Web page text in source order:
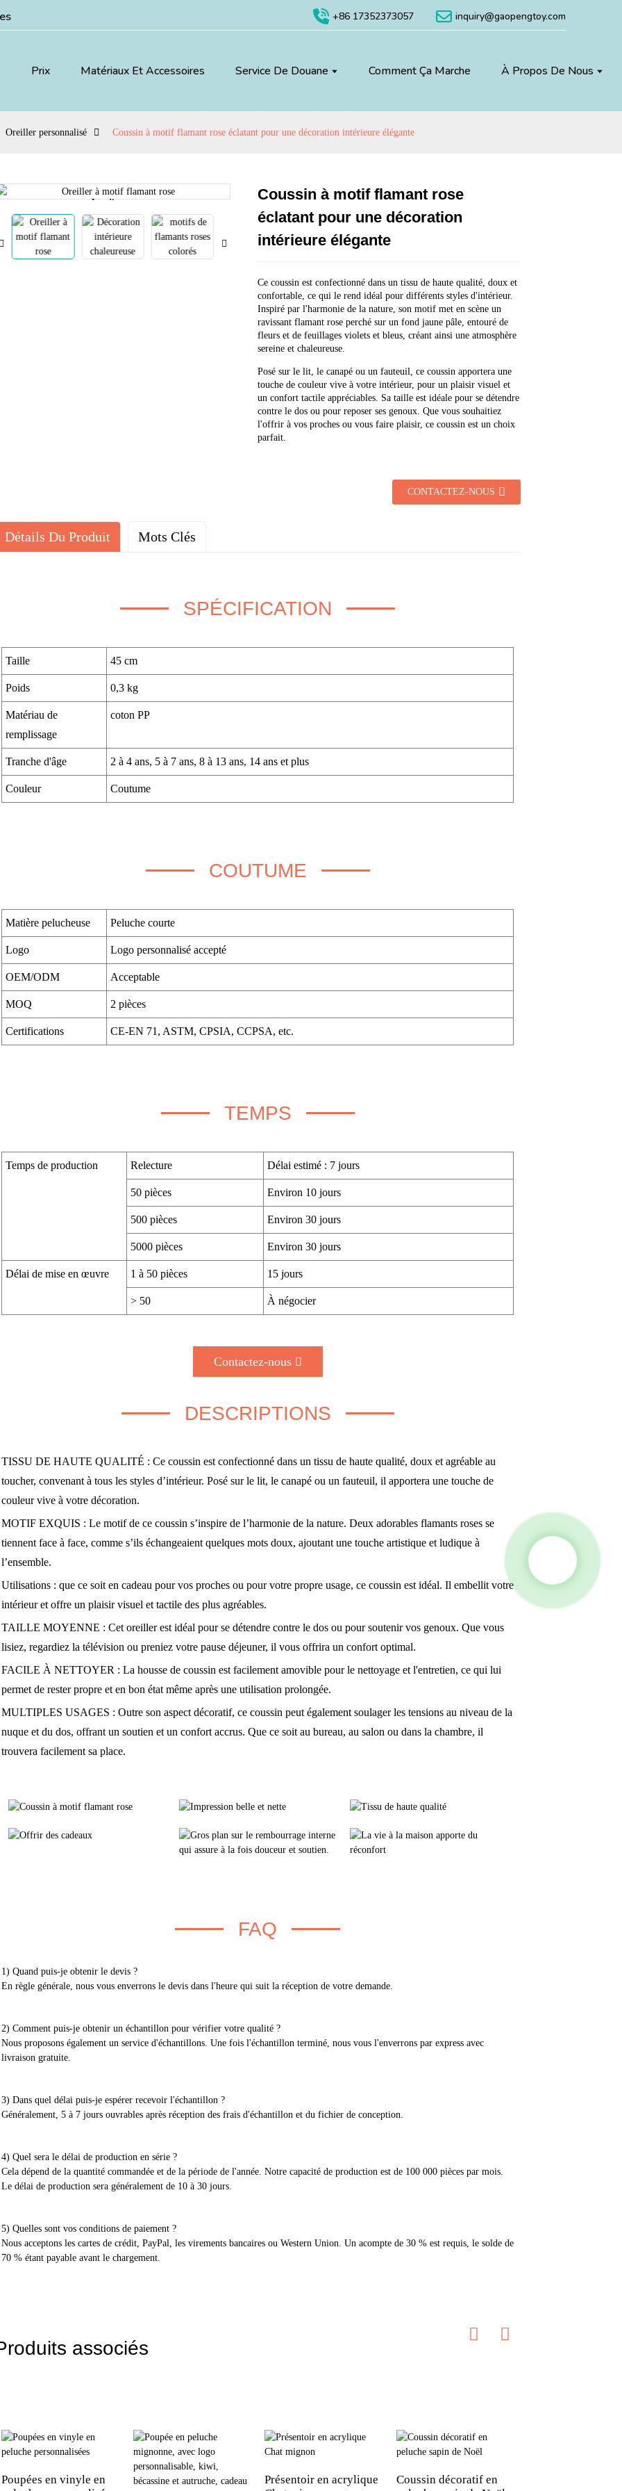
+86 17352373057 inquiry@gaopengtoy.com
Prix Matériaux Et Accessoires Service De Douane Comment Ça Marche À Propos De Nous
Oreiller personnalisé Coussin à motif flamant rose éclatant pour une décoration intérieure élégante
Loading...
Loading... Loading...
Loading...
Coussin à motif flamant rose
éclatant pour une décoration
intérieure élégante
Ce coussin est confectionné dans un tissu de haute qualité, doux et
confortable, ce qui le rend idéal pour différents styles d'intérieur.
Inspiré par l'harmonie de la nature, son motif met en scène un
ravissant flamant rose perché sur un fond jaune pâle, entouré de
fleurs et de feuillages violets et bleus, créant ainsi une atmosphère
sereine et chaleureuse.
Posé sur le lit, le canapé ou un fauteuil, ce coussin apportera une
touche de couleur vive à votre intérieur, pour un plaisir visuel et
un confort tactile appréciables. Sa taille est idéale pour se détendre
contre le dos ou pour reposer ses genoux. Que vous souhaitiez
l'offrir à vos proches ou vous faire plaisir, ce coussin est un choix
parfait.
CONTACTEZ-NOUS
Détails Du Produit Mots Clés
SPÉCIFICATION
Taille 45 cm
Poids 0,3 kg
Matériau de
remplissage
coton PP
Tranche d'âge 2 à 4 ans, 5 à 7 ans, 8 à 13 ans, 14 ans et plus
Couleur Coutume
COUTUME
Matière pelucheuse Peluche courte
Logo Logo personnalisé accepté
OEM/ODM Acceptable
MOQ 2 pièces
Certifications CE-EN 71, ASTM, CPSIA, CCPSA, etc.
TEMPS
Temps de production Relecture Délai estimé : 7 jours
50 pièces Environ 10 jours
500 pièces Environ 30 jours
5000 pièces Environ 30 jours
Délai de mise en œuvre 1 à 50 pièces 15 jours
> 50 À négocier
Contactez-nous
DESCRIPTIONS
TISSU DE HAUTE QUALITÉ : Ce coussin est confectionné dans un tissu de haute qualité, doux et agréable au
toucher, convenant à tous les styles d’intérieur. Posé sur le lit, le canapé ou un fauteuil, il apportera une touche de
couleur vive à votre décoration.
MOTIF EXQUIS : Le motif de ce coussin s’inspire de l’harmonie de la nature. Deux adorables flamants roses se
tiennent face à face, comme s’ils échangeaient quelques mots doux, ajoutant une touche artistique et ludique à
l’ensemble.
Utilisations : que ce soit en cadeau pour vos proches ou pour votre propre usage, ce coussin est idéal. Il embellit votre
intérieur et offre un plaisir visuel et tactile des plus agréables.
TAILLE MOYENNE : Cet oreiller est idéal pour se détendre contre le dos ou pour soutenir vos genoux. Que vous
lisiez, regardiez la télévision ou preniez votre pause déjeuner, il vous offrira un confort optimal.
FACILE À NETTOYER : La housse de coussin est facilement amovible pour le nettoyage et l'entretien, ce qui lui
permet de rester propre et en bon état même après une utilisation prolongée.
MULTIPLES USAGES : Outre son aspect décoratif, ce coussin peut également soulager les tensions au niveau de la
nuque et du dos, offrant un soutien et un confort accrus. Que ce soit au bureau, au salon ou dans la chambre, il
trouvera facilement sa place.
FAQ
1) Quand puis-je obtenir le devis ?
En règle générale, nous vous enverrons le devis dans l'heure qui suit la réception de votre demande.
2) Comment puis-je obtenir un échantillon pour vérifier votre qualité ?
Nous proposons également un service d'échantillons. Une fois l'échantillon terminé, nous vous l'enverrons par express avec
livraison gratuite.
3) Dans quel délai puis-je espérer recevoir l'échantillon ?
Généralement, 5 à 7 jours ouvrables après réception des frais d'échantillon et du fichier de conception.
4) Quel sera le délai de production en série ?
Cela dépend de la quantité commandée et de la période de l'année. Notre capacité de production est de 100 000 pièces par mois.
Le délai de production sera généralement de 10 à 30 jours.
5) Quelles sont vos conditions de paiement ?
Nous acceptons les cartes de crédit, PayPal, les virements bancaires ou Western Union. Un acompte de 30 % est requis, le solde de
70 % étant payable avant le chargement.
associés
Poupées en vinyle en
Présentoir en acrylique
Coussin décoratif en